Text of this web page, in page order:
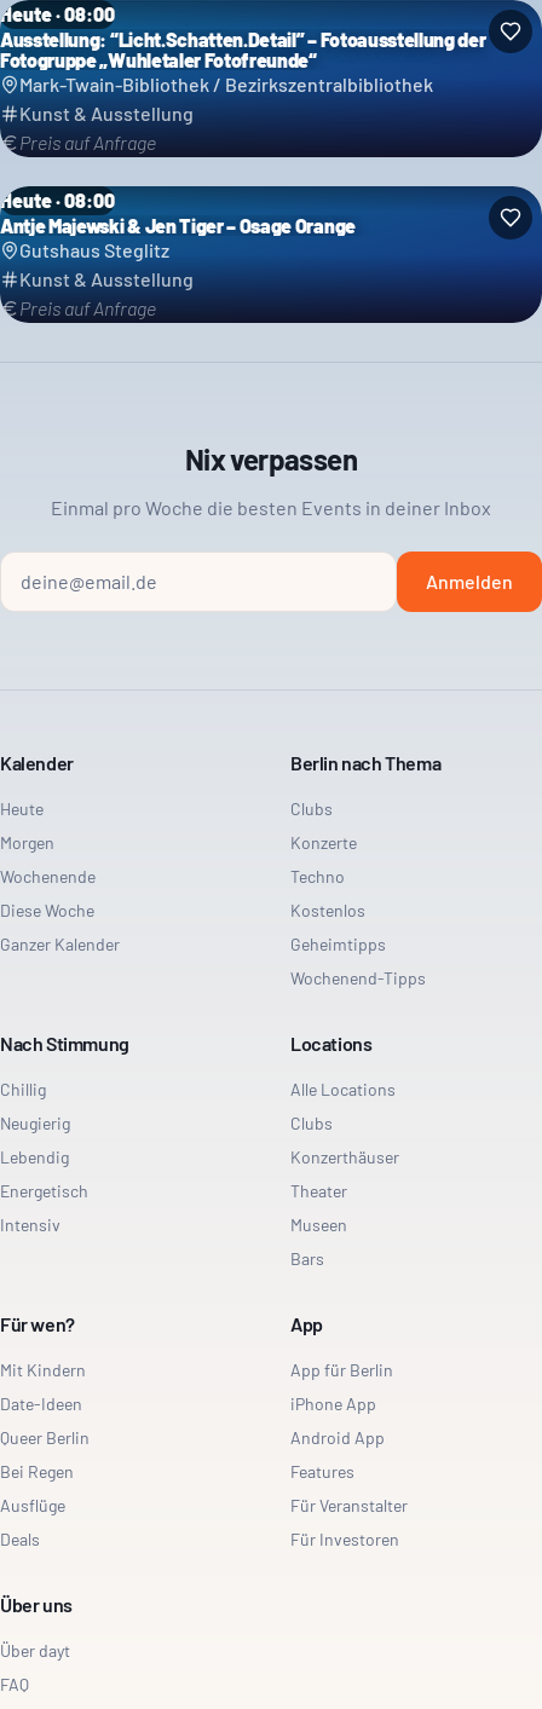
Heute · 08:00
Ausstellung: “Licht.Schatten.Detail” – Fotoausstellung der
Fotogruppe „Wuhletaler Fotofreunde“
Mark-Twain-Bibliothek / Bezirkszentralbibliothek
Kunst & Ausstellung
Preis auf Anfrage
Heute · 08:00
Antje Majewski & Jen Tiger – Osage Orange
Gutshaus Steglitz
Kunst & Ausstellung
Preis auf Anfrage
Nix verpassen
Einmal pro Woche die besten Events in deiner Inbox
Anmelden
Kalender
Heute
Morgen
Wochenende
Diese Woche
Ganzer Kalender
Berlin nach Thema
Clubs
Konzerte
Techno
Kostenlos
Geheimtipps
Wochenend-Tipps
Nach Stimmung
Chillig
Neugierig
Lebendig
Energetisch
Intensiv
Locations
Alle Locations
Clubs
Konzerthäuser
Theater
Museen
Bars
Für wen?
Mit Kindern
Date-Ideen
Queer Berlin
Bei Regen
Ausflüge
Deals
App
App für Berlin
iPhone App
Android App
Features
Für Veranstalter
Für Investoren
Über uns
Über dayt
FAQ